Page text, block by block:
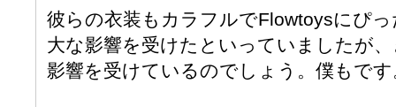
彼らの衣装もカラフルでFlowtoysにぴ
大な影響を受けたといっていましたが
影響を受けているのでしょう。僕もです